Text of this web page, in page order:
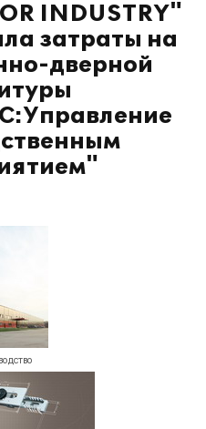
INDUSTRY"
затраты на
дверной